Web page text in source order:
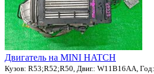
Двигатель на MINI HATCH
Кузов: R53;R52;R50, Двиг.: W11B16AA,